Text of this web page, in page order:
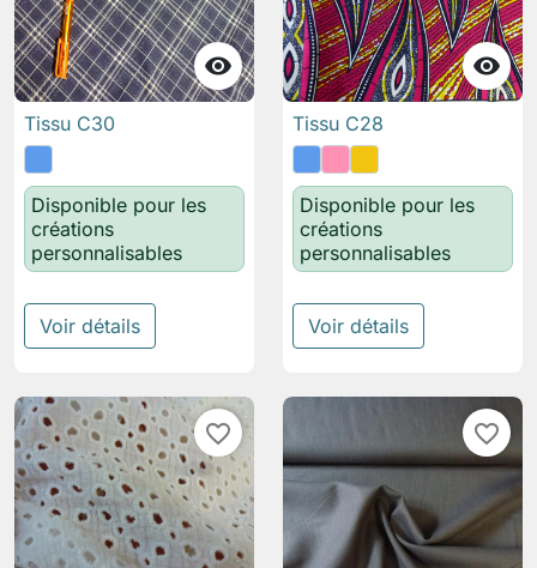

Tissu C30
Disponible pour les
créations
personnalisables
Voir détails

Tissu C28
Disponible pour les
créations
personnalisables
Voir détails
favorite_border favorite_border